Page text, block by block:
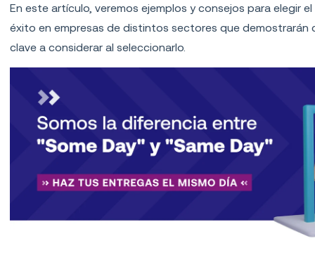
En este artículo, veremos ejemplos y consejos para elegir
éxito en empresas de distintos sectores que demostrarán
clave a considerar al seleccionarlo.